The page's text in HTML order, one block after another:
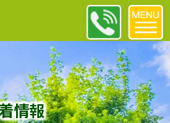
情報